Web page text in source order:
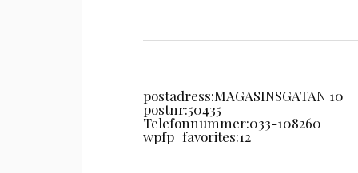
postadress:MAGASINSGATAN 10
postnr:50435
Telefonnummer:033-108260
wpfp_favorites:12